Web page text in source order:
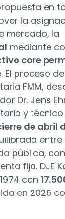
en
la
mercado, la
mediante
core
proceso
FMM,
Dr. Jens
y técnico
de abril
entre
pública,
fija. DJE
con
en 2026